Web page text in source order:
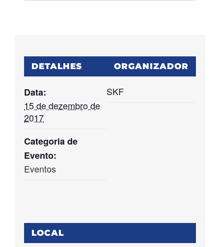
DETALHES
Data:
15 de dezembro de
2017
Categoria de
Evento:
Eventos
ORGANIZADOR
SKF
LOCAL